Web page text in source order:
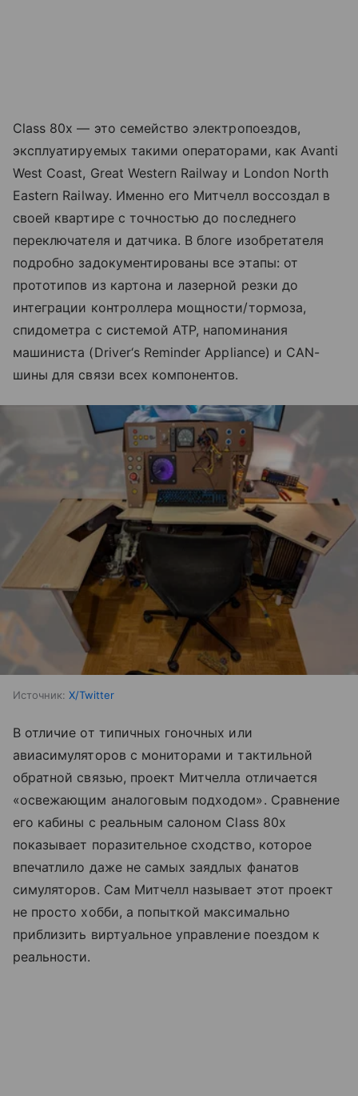
Class 80x — это семейство электропоездов,
эксплуатируемых такими операторами, как Avanti
West Coast, Great Western Railway и London North
Eastern Railway. Именно его Митчелл воссоздал в
своей квартире с точностью до последнего
переключателя и датчика. В блоге изобретателя
подробно задокументированы все этапы: от
прототипов из картона и лазерной резки до
интеграции контроллера мощности/тормоза,
спидометра с системой ATP, напоминания
машиниста (Driver‘s Reminder Appliance) и CAN-
шины для связи всех компонентов.
Источник: X/Twitter
В отличие от типичных гоночных или
авиасимуляторов с мониторами и тактильной
обратной связью, проект Митчелла отличается
«освежающим аналоговым подходом». Сравнение
его кабины с реальным салоном Class 80x
показывает поразительное сходство, которое
впечатлило даже не самых заядлых фанатов
симуляторов. Сам Митчелл называет этот проект
не просто хобби, а попыткой максимально
приблизить виртуальное управление поездом к
реальности.